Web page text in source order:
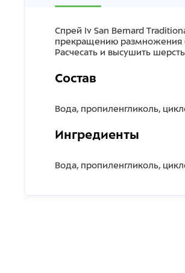
Cпрей Iv San Bernard
прекращению размножения
Расчесать и высушить
Состав
Вода, пропиленгликоль,
Ингредиенты
Вода, пропиленгликоль,